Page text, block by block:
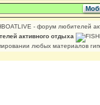
активного отдыха
любых материалов